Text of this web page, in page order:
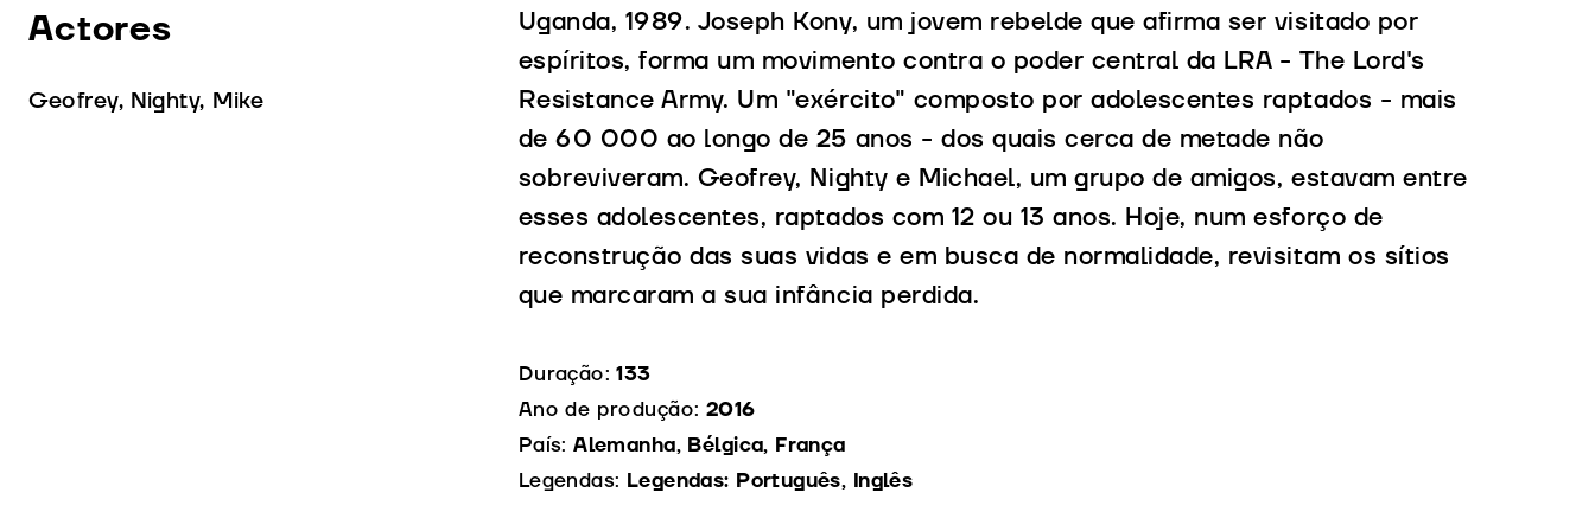
Actores
Geofrey, Nighty, Mike
Uganda, 1989. Joseph Kony, um jovem rebelde que afirma ser visitado por
espíritos, forma um movimento contra o poder central da LRA - The Lord's
Resistance Army. Um "exército" composto por adolescentes raptados - mais
de 60 000 ao longo de 25 anos - dos quais cerca de metade não
sobreviveram. Geofrey, Nighty e Michael, um grupo de amigos, estavam entre
esses adolescentes, raptados com 12 ou 13 anos. Hoje, num esforço de
reconstrução das suas vidas e em busca de normalidade, revisitam os sítios
que marcaram a sua infância perdida.
Duração:133
Ano de produção: 2016
País:Alemanha, Bélgica, França
Legendas: Legendas: Português, Inglês